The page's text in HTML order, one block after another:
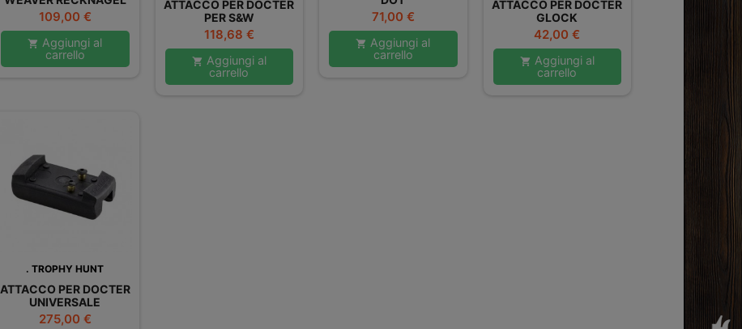
Prezzo
109,00 €
 Aggiungi al
carrello
ATTACCO PER DOCTER
PER S&W
Prezzo
118,68 €
 Aggiungi al
carrello
Prezzo
71,00 €
 Aggiungi al
carrello
ATTACCO PER DOCTER
GLOCK
Prezzo
42,00 €
 Aggiungi al
carrello
. TROPHY HUNT
ATTACCO PER DOCTER
UNIVERSALE
Prezzo
275,00 €